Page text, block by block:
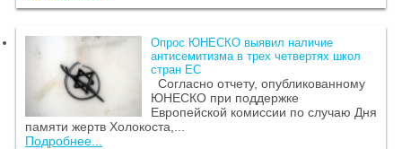
Опрос ЮНЕСКО выявил наличие
антисемитизма в трех четвертях школ
стран ЕС
Согласно отчету, опубликованному
ЮНЕСКО при поддержке
Европейской комиссии по случаю Дня
памяти жертв Холокоста,...
Подробнее...